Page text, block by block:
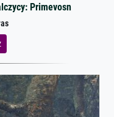
Primevosn